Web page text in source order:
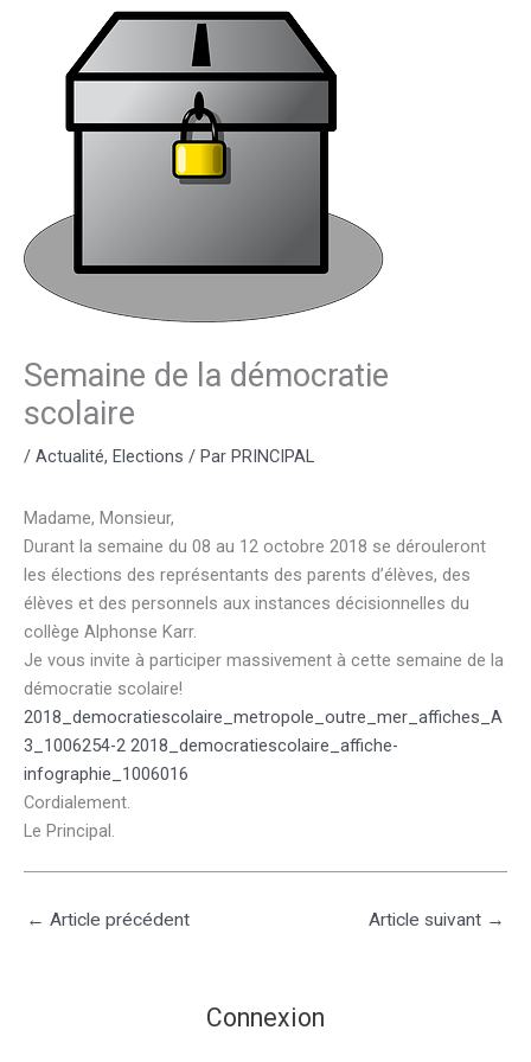
Semaine de la démocratie
scolaire
/ Actualité, Elections / Par PRINCIPAL
Madame, Monsieur,
Durant la semaine du 08 au 12 octobre 2018 se dérouleront
les élections des représentants des parents d’élèves, des
élèves et des personnels aux instances décisionnelles du
collège Alphonse Karr.
Je vous invite à participer massivement à cette semaine de la
démocratie scolaire!
2018_democratiescolaire_metropole_outre_mer_affiches_A
3_1006254-2 2018_democratiescolaire_affiche-
infographie_1006016
Cordialement.
Le Principal.
← Article précédent Article suivant →
Connexion